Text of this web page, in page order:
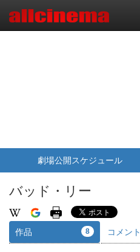
劇場公開スケジュール
バッド・リー
作品 8 コメント